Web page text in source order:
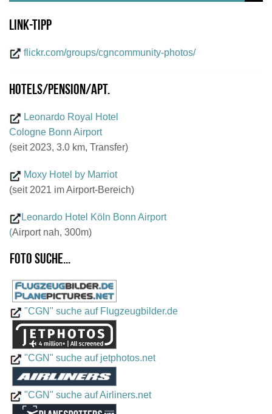
Link-Tipp
flickr.com/groups/cgncommunity-photos/
Hotels/Pension/Apt.
Leonardo Royal Hotel
Cologne Bonn Airport
(seit 2023, 3.0 km, Transfer)
Moxy Hotel by Marriot
(seit 2021 im Airport-Bereich)
Leonardo Hotel Köln Bonn Airport
(Airport nah, 300m)
Foto suche...
"CGN" suche auf Flugzeugbilder.de
"CGN" suche auf jetphotos.net
"CGN" suche auf Airliners.net